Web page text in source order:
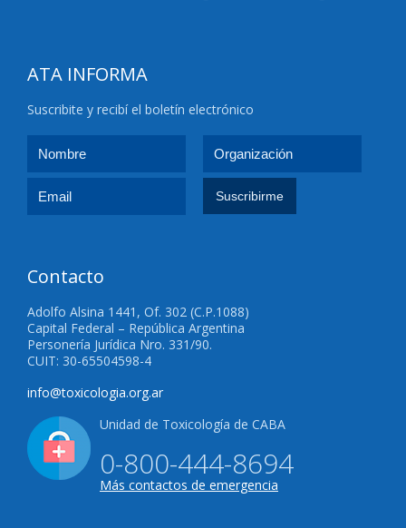
ATA INFORMA
Suscribite y recibí el boletín electrónico
Contacto
Adolfo Alsina 1441, Of. 302 (C.P.1088)
Capital Federal – República Argentina
Personería Jurídica Nro. 331/90.
CUIT: 30-65504598-4
info@toxicologia.org.ar
Unidad de Toxicología de CABA
0-800-444-8694
Más contactos de emergencia